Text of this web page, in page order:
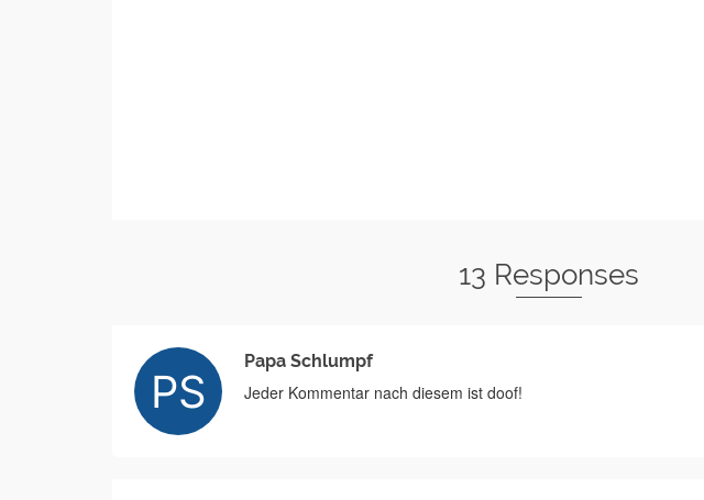
13 Responses
Papa Schlumpf
Jeder Kommentar nach diesem ist doof!